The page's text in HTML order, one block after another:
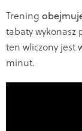
Trening
tabaty wykonasz
ten wliczony jest
minut.